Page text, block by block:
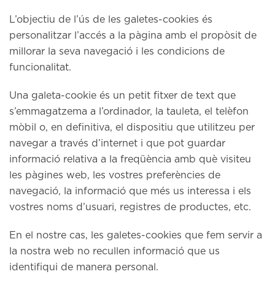
L’objectiu de l’ús de les galetes-cookies és
personalitzar l’accés a la pàgina amb el propòsit de
millorar la seva navegació i les condicions de
funcionalitat.
Una galeta-cookie és un petit fitxer de text que
s’emmagatzema a l’ordinador, la tauleta, el telèfon
mòbil o, en definitiva, el dispositiu que utilitzeu per
navegar a través d’internet i que pot guardar
informació relativa a la freqüència amb què visiteu
les pàgines web, les vostres preferències de
navegació, la informació que més us interessa i els
vostres noms d’usuari, registres de productes, etc.
En el nostre cas, les galetes-cookies que fem servir a
la nostra web no recullen informació que us
identifiqui de manera personal.